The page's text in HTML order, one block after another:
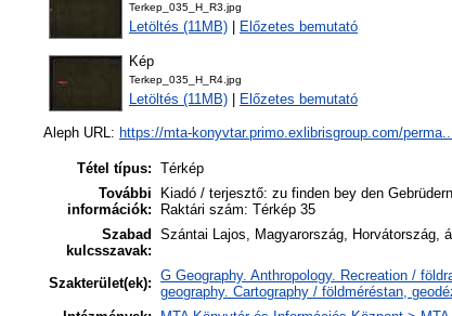
Terkep_035_H_R3.jpg
Letöltés (11MB) Előzetes bemutató
Kép
Terkep_035_H_R4.jpg
Letöltés (11MB) Előzetes bemutató
Aleph URL: https://mta-konyvtar.primo.exlibrisgroup.com/
Tétel típus: Térkép
További
információk:
Kiadó / terjesztő: zu finden bey den
Raktári szám: Térkép 35
Szabad
kulcsszavak:
Szántai Lajos, Magyarország, Horvátország,
Szakterület(ek): G Geography. Anthropology. Recreation /
geography. Cartography / földméréstan,